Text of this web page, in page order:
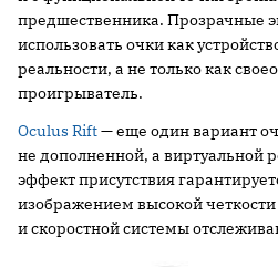
предшественника. Прозрачные
использовать очки как
реальности, а не только как
проигрыватель.
Oculus Rift— еще один вариант
не дополненной, а виртуальной
эффект присутствия
изображением высокой
и скоростной системы